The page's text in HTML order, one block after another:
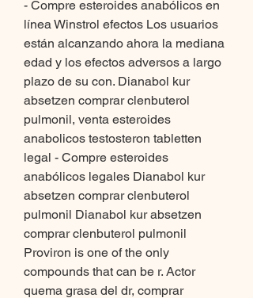
- Compre esteroides anabólicos en
línea Winstrol efectos Los usuarios
están alcanzando ahora la mediana
edad y los efectos adversos a largo
plazo de su con. Dianabol kur
absetzen comprar clenbuterol
pulmonil, venta esteroides
anabolicos testosteron tabletten
legal - Compre esteroides
anabólicos legales Dianabol kur
absetzen comprar clenbuterol
pulmonil Dianabol kur absetzen
comprar clenbuterol pulmonil
Proviron is one of the only
compounds that can be r. Actor
quema grasa del dr, comprar